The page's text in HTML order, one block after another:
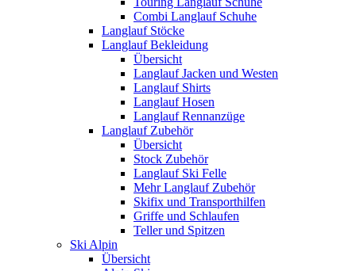
Combi Langlauf Schuhe
Langlauf Stöcke
Langlauf Bekleidung
Übersicht
Langlauf Jacken und Westen
Langlauf Shirts
Langlauf Hosen
Langlauf Rennanzüge
Langlauf Zubehör
Übersicht
Stock Zubehör
Langlauf Ski Felle
Mehr Langlauf Zubehör
Skifix und Transporthilfen
Griffe und Schlaufen
Teller und Spitzen
Ski Alpin
Übersicht